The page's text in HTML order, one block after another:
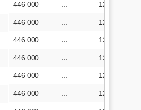
446 000 ... 124 553 705
446 000 ... 124 543 088
446 000 ... 124 532 101
446 000 ... 124 521 284
446 000 ... 124 510 192
446 000 ... 124 498 012